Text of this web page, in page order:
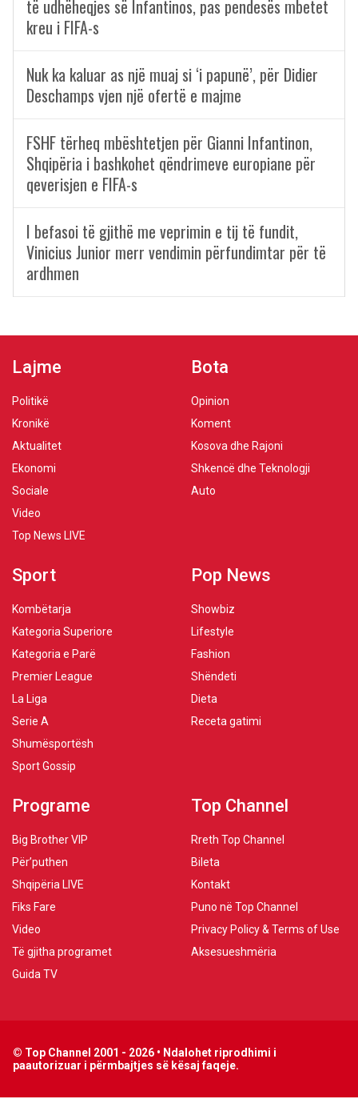
të udhëheqjes së Infantinos, pas pendesës mbetet
kreu i FIFA-s
Nuk ka kaluar as një muaj si ‘i papunë’, për Didier
Deschamps vjen një ofertë e majme
FSHF tërheq mbështetjen për Gianni Infantinon,
Shqipëria i bashkohet qëndrimeve europiane për
qeverisjen e FIFA-s
I befasoi të gjithë me veprimin e tij të fundit,
Vinicius Junior merr vendimin përfundimtar për të
ardhmen
Lajme
Politikë
Kronikë
Aktualitet
Ekonomi
Sociale
Video
Top News LIVE
Bota
Opinion
Koment
Kosova dhe Rajoni
Shkencë dhe Teknologji
Auto
Sport
Kombëtarja
Kategoria Superiore
Kategoria e Parë
Premier League
La Liga
Serie A
Shumësportësh
Sport Gossip
Pop News
Showbiz
Lifestyle
Fashion
Shëndeti
Dieta
Receta gatimi
Programe
Big Brother VIP
Për’puthen
Shqipëria LIVE
Fiks Fare
Video
Të gjitha programet
Guida TV
Top Channel
Rreth Top Channel
Bileta
Kontakt
Puno në Top Channel
Privacy Policy & Terms of Use
Aksesueshmëria
© Top Channel 2001 - 2026 • Ndalohet riprodhimi i
paautorizuar i përmbajtjes së kësaj faqeje.